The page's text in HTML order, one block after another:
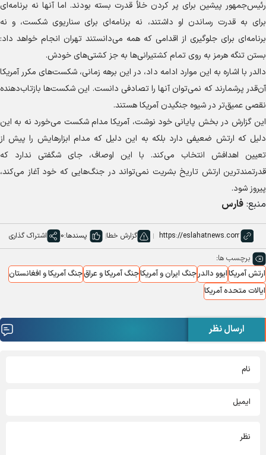
رئیس‌جمهور پیشین برای پر کردن خلأ قدرت بسته بودند. اما آنها نه برنامه‌ای
برای به قدرت رساندن او داشتند، نه برنامه‌ای برای سناریوی شکست، و نه
برنامه‌ای برای جلوگیری از اقدامی که همه می‌دانستند تهران انجام خواهد داد:
بستن تنگه هرمز به روی تمام کشتیرانی‌ها به جز کشتی‌های خودش.
دالدر با اشاره به این موارد ادامه داد، در این برهه زمانی، شکست‌های مکرر آمریکا
آن‌قدر پرشمارند که نمی‌توان آنها را تصادفی دانست. این شکست‌ها بازتاب‌دهنده
نقصی عمیق‌تر در شیوه جنگیدن آمریکا هستند.
این گزارش در بخش پایانی خود نوشت، آمریکا مدام شکست می‌خورد نه به این
دلیل که ارتش ضعیفی دارد بلکه به این دلیل که مدام ابزارهایش را پیش از
تعیین اهدافش انتخاب می‌کند. با این اوصاف، جای شگفتی ندارد که
قدرتمندترین ارتش تاریخ بشریت نمی‌تواند در جنگ‌هایی که خود آغاز می‌کند،
پیروز شود.
منبع: فارس
گزارش خطا پسندها:0 اشتراک گذاری
برچسب ها:
ارتش آمریکاایوو دالدرجنگ ایران و آمریکاجنگ آمریکا و عراقجنگ آمریکا و افغانستان
ایالات متحده آمریکا
ارسال نظر